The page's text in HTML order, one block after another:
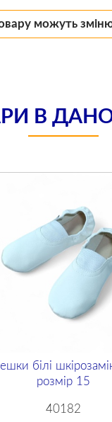
можуть
В
білі
розмір 15
40182